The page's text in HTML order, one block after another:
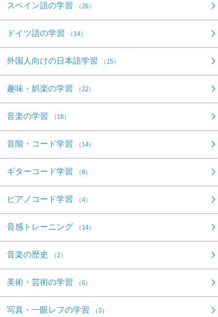
スペイン語の学習 （26）
ドイツ語の学習 （14）
外国人向けの日本語学習 （15）
趣味・娯楽の学習 （22）
音楽の学習 （18）
音階・コード学習 （14）
ギターコード学習 （8）
ピアノコード学習 （4）
音感トレーニング （14）
音楽の歴史 （2）
美術・芸術の学習 （6）
写真・一眼レフの学習 （3）